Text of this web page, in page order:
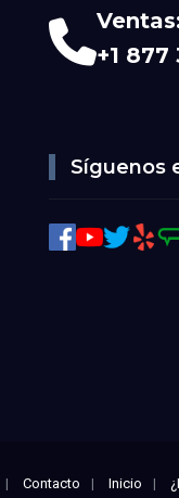
+1 877
Síguenos
Contacto Inicio